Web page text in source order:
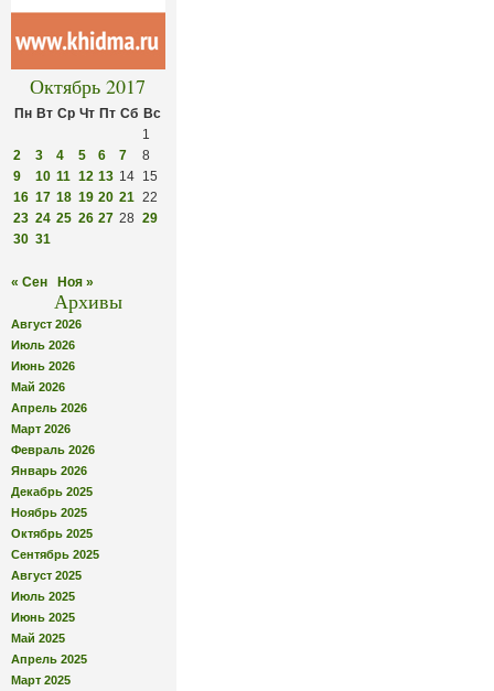
Октябрь 2017
Пн Вт Ср Чт Пт Сб Вс
1
2
3 4 5 6 7
8
9
10 11 12 13 14 15
16 17 18 19 20 21 22
23 24 25 26 27 28 29
30 31
« Сен Ноя »
Архивы
Август 2026
Июль 2026
Июнь 2026
Май 2026
Апрель 2026
Март 2026
Февраль 2026
Январь 2026
Декабрь 2025
Ноябрь 2025
Октябрь 2025
Сентябрь 2025
Август 2025
Июль 2025
Июнь 2025
Май 2025
Апрель 2025
Март 2025